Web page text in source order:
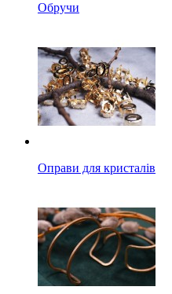
Обручи
Оправи для кристалів